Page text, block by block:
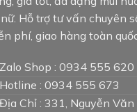
Hỗ trợ tư vấn chuyên
phí, giao hàng toàn
Shop : 0934 555 620
: 0934 555 673
Chỉ : 331, Nguyễn Văn